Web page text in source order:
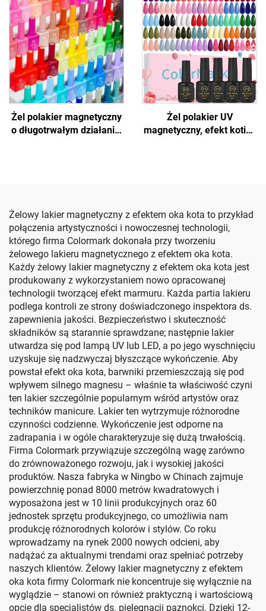
Żel polakier magnetyczny
o długotrwałym działaniu,
Żel polakier UV
magnetyczny, efekt kotich
Żelowy lakier magnetyczny z efektem oka kota to przykład
połączenia artystyczności i nowoczesnej technologii,
którego firma Colormark dokonała przy tworzeniu
żelowego lakieru magnetycznego z efektem oka kota.
Każdy żelowy lakier magnetyczny z efektem oka kota jest
produkowany z wykorzystaniem nowo opracowanej
technologii tworzącej efekt marmuru. Każda partia lakieru
podlega kontroli ze strony doświadczonego inspektora ds.
zapewnienia jakości. Bezpieczeństwo i skuteczność
składników są starannie sprawdzane; następnie lakier
utwardza się pod lampą UV lub LED, a po jego wyschnięciu
uzyskuje się nadzwyczaj błyszczące wykończenie. Aby
powstał efekt oka kota, barwniki przemieszczają się pod
wpływem silnego magnesu – właśnie ta właściwość czyni
ten lakier szczególnie popularnym wśród artystów oraz
techników manicure. Lakier ten wytrzymuje różnorodne
czynności codzienne. Wykończenie jest odporne na
zadrapania i w ogóle charakteryzuje się dużą trwałością.
Firma Colormark przywiązuje szczególną wagę zarówno
do zrównoważonego rozwoju, jak i wysokiej jakości
produktów. Nasza fabryka w Ningbo w Chinach zajmuje
powierzchnię ponad 8000 metrów kwadratowych i
wyposażona jest w 10 linii produkcyjnych oraz 60
jednostek sprzętu produkcyjnego, co umożliwia nam
produkcję różnorodnych kolorów i stylów. Co roku
wprowadzamy na rynek 2000 nowych odcieni, aby
nadążać za aktualnymi trendami oraz spełniać potrzeby
naszych klientów. Żelowy lakier magnetyczny z efektem
oka kota firmy Colormark nie koncentruje się wyłącznie na
wyglądzie – stanowi on również praktyczną i wartościową
opcję dla specjalistów ds. pielęgnacji paznokci. Dzięki 12-